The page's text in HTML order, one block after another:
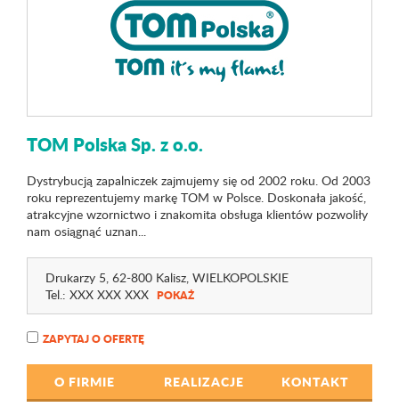
TOM Polska Sp. z o.o.
Dystrybucją zapalniczek zajmujemy się od 2002 roku. Od 2003
roku reprezentujemy markę TOM w Polsce. Doskonała jakość,
atrakcyjne wzornictwo i znakomita obsługa klientów pozwoliły
nam osiągnąć uznan...
Drukarzy 5, 62-800 Kalisz, WIELKOPOLSKIE
Tel.: XXX XXX XXX POKAŻ
ZAPYTAJ O OFERTĘ
O FIRMIE REALIZACJE KONTAKT